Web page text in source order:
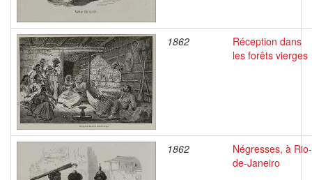
1862
Réception dans
les forêts vierges
1862
Négresses, à Rio-
de-Janeiro